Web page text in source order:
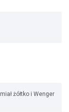
żółtko i Wenger